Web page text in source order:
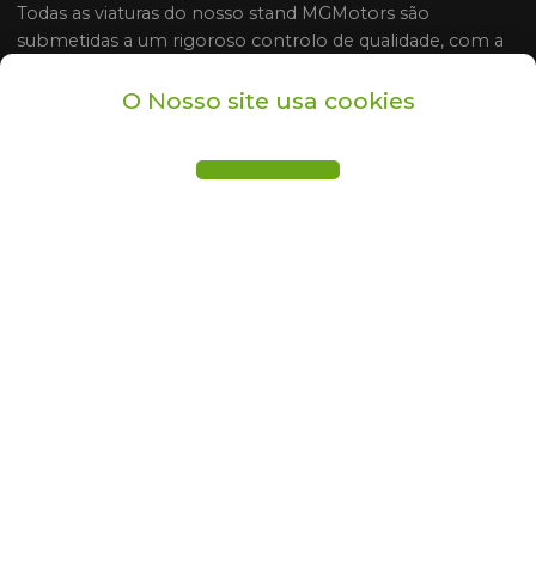
Todas as viaturas do nosso stand MGMotors são
submetidas a um rigoroso controlo de qualidade, com a
Especializada antes da sua entrega.
O sucesso que alcançamos no mercado deve-se a esta
O Nosso site usa cookies